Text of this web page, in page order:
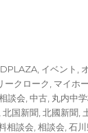
イベント
ークローク マイホ
談会 ,中古 丸内中
,北国新聞 ,北國新聞
相談会 ,相談会 ,石川